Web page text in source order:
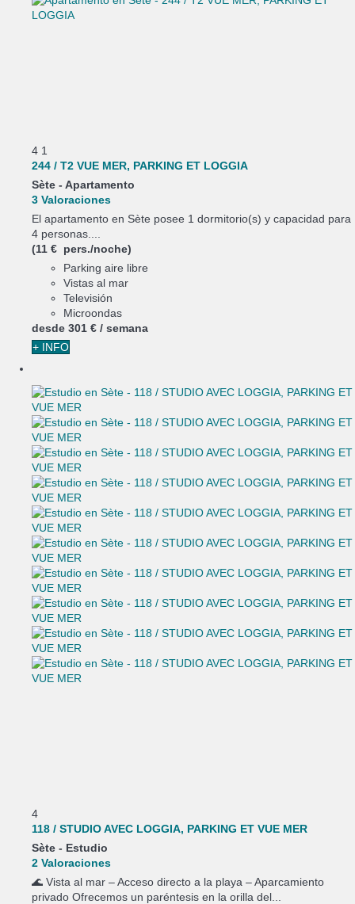
4 1
244 / T2 VUE MER, PARKING ET LOGGIA
Sète - Apartamento
3 Valoraciones
El apartamento en Sète posee 1 dormitorio(s) y capacidad para
4 personas....
(11 € pers./noche)
Parking aire libre
Vistas al mar
Televisión
Microondas
desde 301 € / semana
+ INFO
4
118 / STUDIO AVEC LOGGIA, PARKING ET VUE MER
Sète - Estudio
2 Valoraciones
🌊 Vista al mar – Acceso directo a la playa – Aparcamiento
privado Ofrecemos un paréntesis en la orilla del...